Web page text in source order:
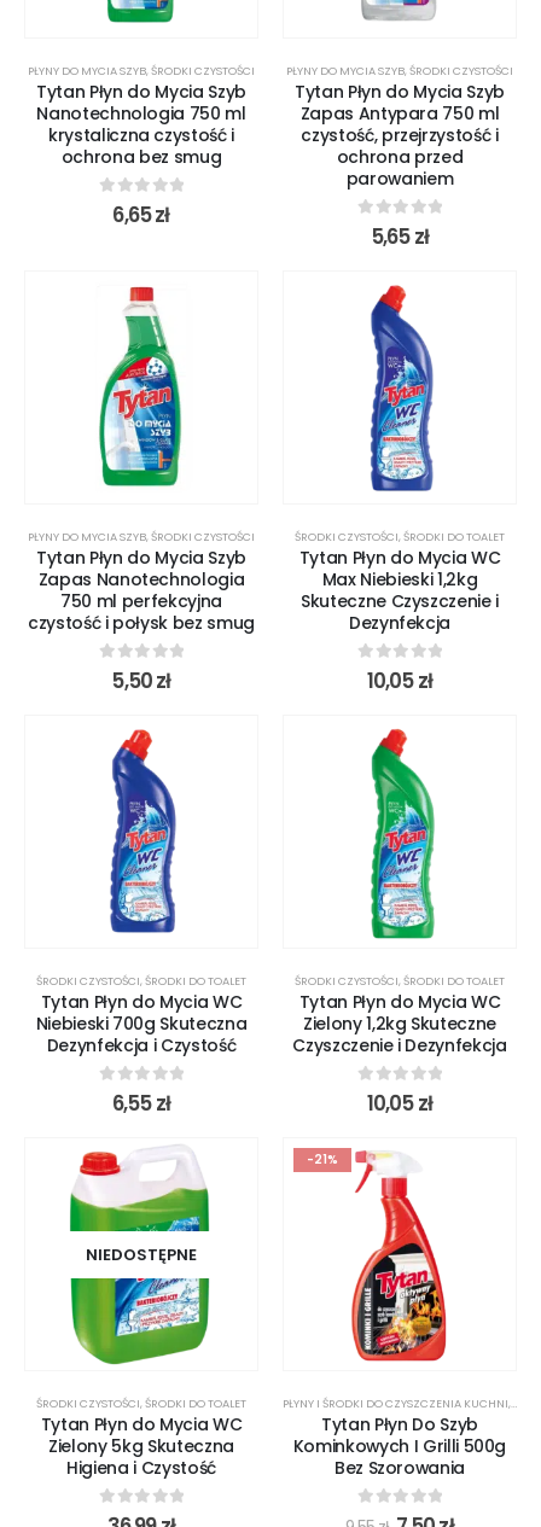
PŁYNY DO MYCIA SZYB,ŚRODKI CZYSTOŚCI
Tytan Płyn do Mycia Szyb
Nanotechnologia 750 ml
krystaliczna czystość i
ochrona bez smug
out of 5
6,65zł
PŁYNY DO MYCIA SZYB,ŚRODKI CZYSTOŚCI
Tytan Płyn do Mycia Szyb
Zapas Antypara 750 ml
czystość, przejrzystość i
ochrona przed
parowaniem
out of 5
5,65zł
PŁYNY DO MYCIA SZYB,ŚRODKI CZYSTOŚCI
Tytan Płyn do Mycia Szyb
Zapas Nanotechnologia
750 ml perfekcyjna
czystość i połysk bez smug
out of 5
5,50zł
ŚRODKI CZYSTOŚCI,ŚRODKI DO TOALET
Tytan Płyn do Mycia WC
Max Niebieski 1,2kg
Skuteczne Czyszczenie i
Dezynfekcja
out of 5
10,05zł
ŚRODKI CZYSTOŚCI,ŚRODKI DO TOALET
Tytan Płyn do Mycia WC
Niebieski 700g Skuteczna
Dezynfekcja i Czystość
out of 5
6,55zł
ŚRODKI CZYSTOŚCI,ŚRODKI DO TOALET
Tytan Płyn do Mycia WC
Zielony 1,2kg Skuteczne
Czyszczenie i Dezynfekcja
out of 5
10,05zł
NIEDOSTĘPNE
ŚRODKI CZYSTOŚCI,ŚRODKI DO TOALET
Tytan Płyn do Mycia WC
Zielony 5kg Skuteczna
Higiena i Czystość
out of 5
-21%
PŁYNY I ŚRODKI DO CZYSZCZENIA KUCHNI,
Tytan Płyn Do Szyb
Kominkowych I Grilli 500g
Bez Szorowania
0out of 5